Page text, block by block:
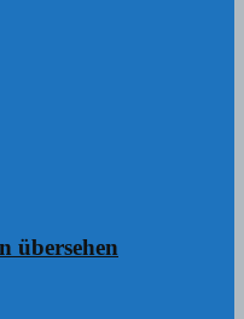
übersehen